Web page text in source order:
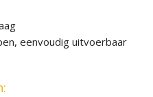
eenvoudig uitvoerbaar